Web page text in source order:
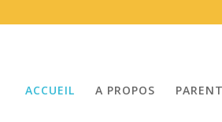
ACCUEIL A PROPOS